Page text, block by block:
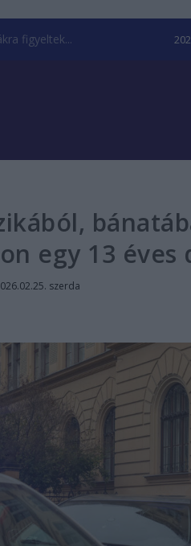
figyeltek...
egy 13 éves
szerda